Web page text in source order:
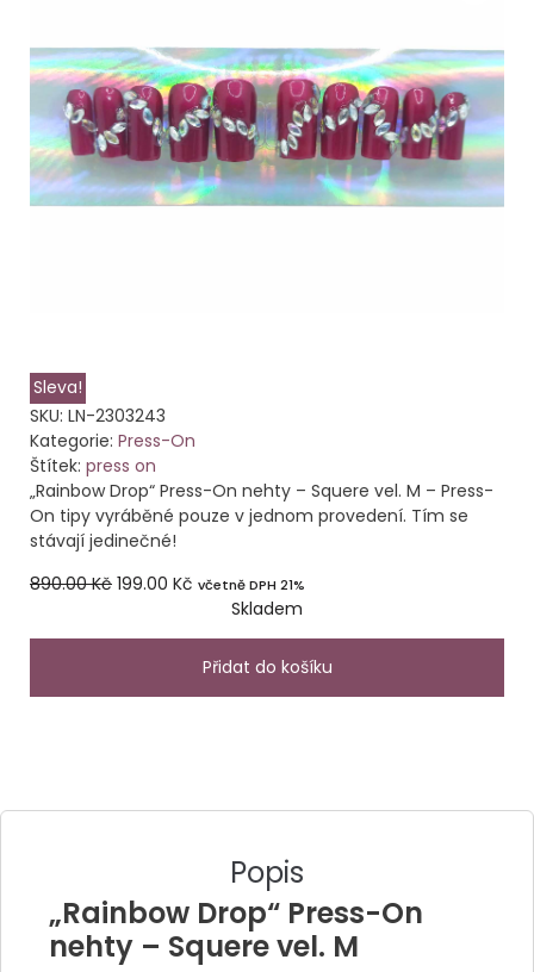
Sleva!
SKU: LN-2303243
Kategorie: Press-On
Štítek: press on
„Rainbow Drop“ Press-On nehty – Squere vel. M – Press-
On tipy vyráběné pouze v jednom provedení. Tím se
stávají jedinečné!
890.00Kč 199.00 Kč včetně DPH 21%
Skladem
Přidat do košíku
Popis
„Rainbow Drop“ Press-On
nehty – Squere vel. M